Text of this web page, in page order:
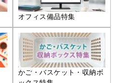
オフィス備品特集
かご・バスケット・収納ボ